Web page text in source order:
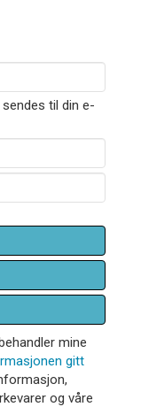
til din e-
mine
gitt
og våre